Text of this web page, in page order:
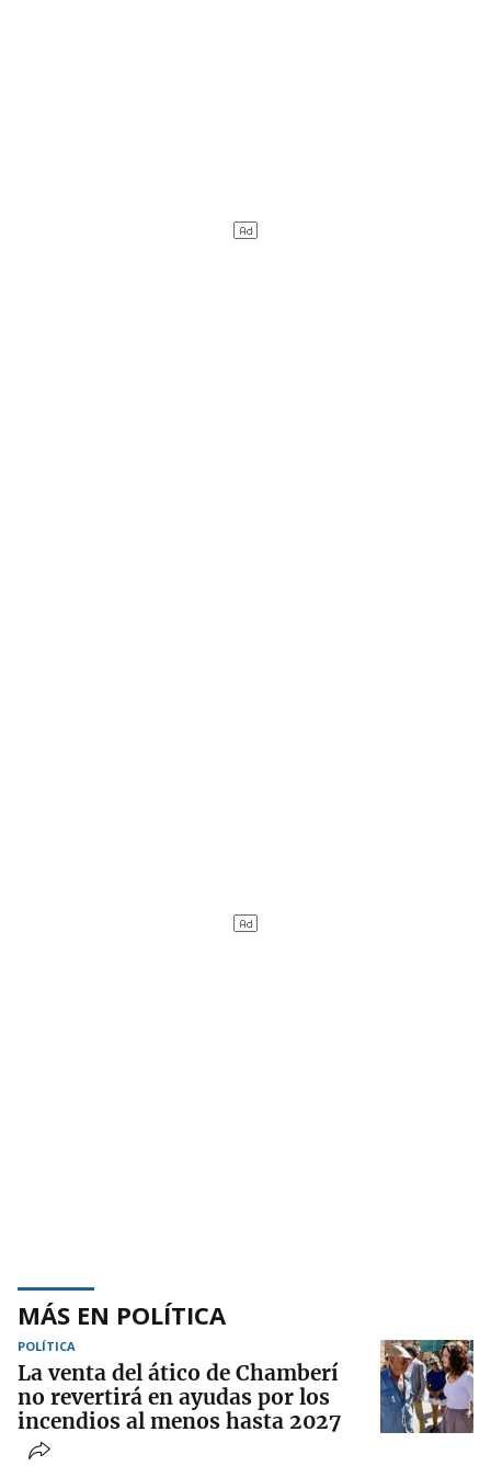
MÁS EN POLÍTICA
POLÍTICA
La venta del ático de Chamberí
no revertirá en ayudas por los
incendios al menos hasta 2027